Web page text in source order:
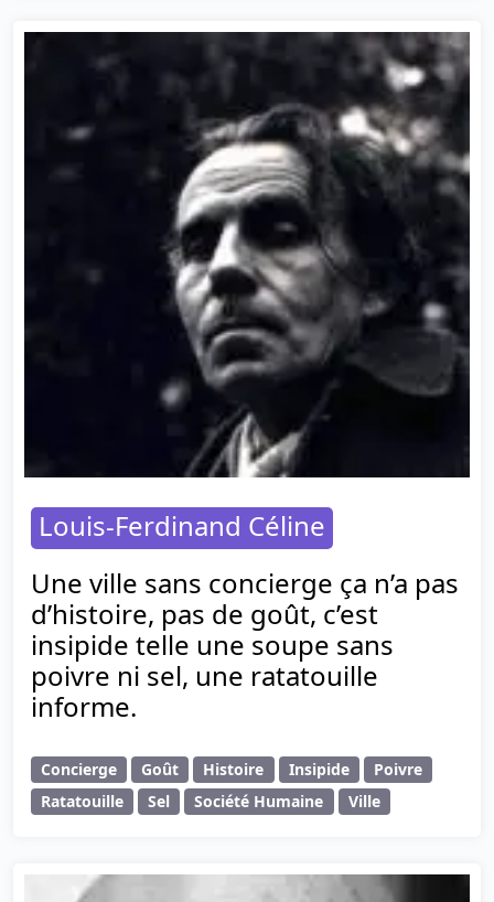
Louis-Ferdinand Céline
Une ville sans concierge ça n’a pas
d’histoire, pas de goût, c’est
insipide telle une soupe sans
poivre ni sel, une ratatouille
informe.
Concierge Goût Histoire Insipide
Poivre
Ratatouille
Sel Société Humaine Ville